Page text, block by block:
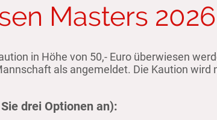
Masters 2026
in Höhe von 50,- Euro überwiesen
als angemeldet. Die Kaution
drei Optionen an):